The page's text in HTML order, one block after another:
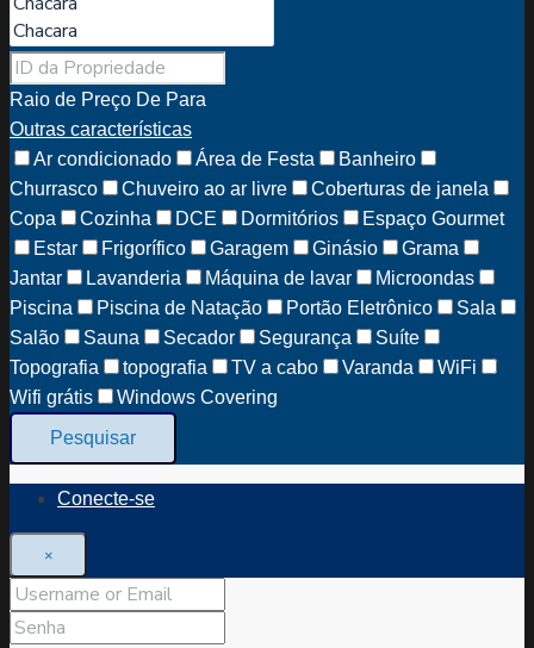
Raio de Preço De Para
Outras características
Ar condicionado
Área de Festa
Banheiro
Churrasco
Chuveiro ao ar livre
Coberturas de janela
Copa
Cozinha DCE Dormitórios
Espaço Gourmet
Estar
Frigorífico Garagem Ginásio
Grama
Jantar
Lavanderia Máquina de lavar
Microondas
Piscina
Piscina de Natação Portão Eletrônico
Sala
Salão
Sauna Secador Segurança
Suíte
Topografia
topografia TV a cabo Varanda
WiFi
Wifi grátis
Windows Covering
Pesquisar
Conecte-se
×